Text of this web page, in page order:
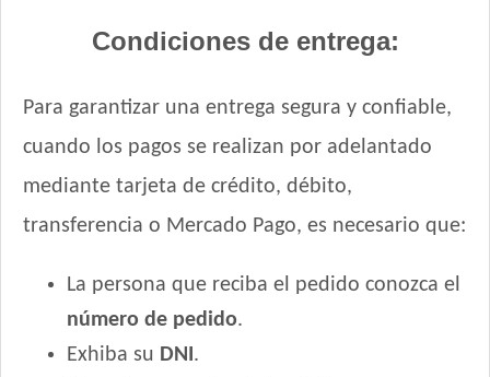
Condiciones de entrega:
Para garantizar una entrega segura y confiable,
cuando los pagos se realizan por adelantado
mediante tarjeta de crédito, débito,
transferencia o Mercado Pago, es necesario que:
La persona que reciba el pedido conozca el
número de pedido.
Exhiba su DNI .